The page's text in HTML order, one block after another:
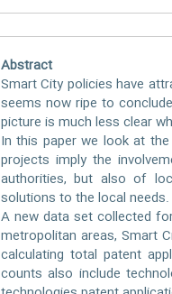
Abstract
Smart City policies have
seems now ripe to
picture is much less clear
In this paper we look at
projects imply the
authorities, but also of
solutions to the local needs.
A new data set collected
metropolitan areas, Smart
calculating total patent
counts also include